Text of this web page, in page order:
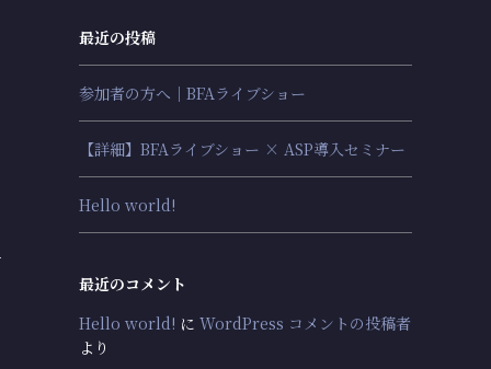
最近の投稿
参加者の方へ｜BFAライブショー
【詳細】BFAライブショー × ASP導入セミナー
Hello world!
最近のコメント
Hello world! に WordPress コメントの投稿者
より